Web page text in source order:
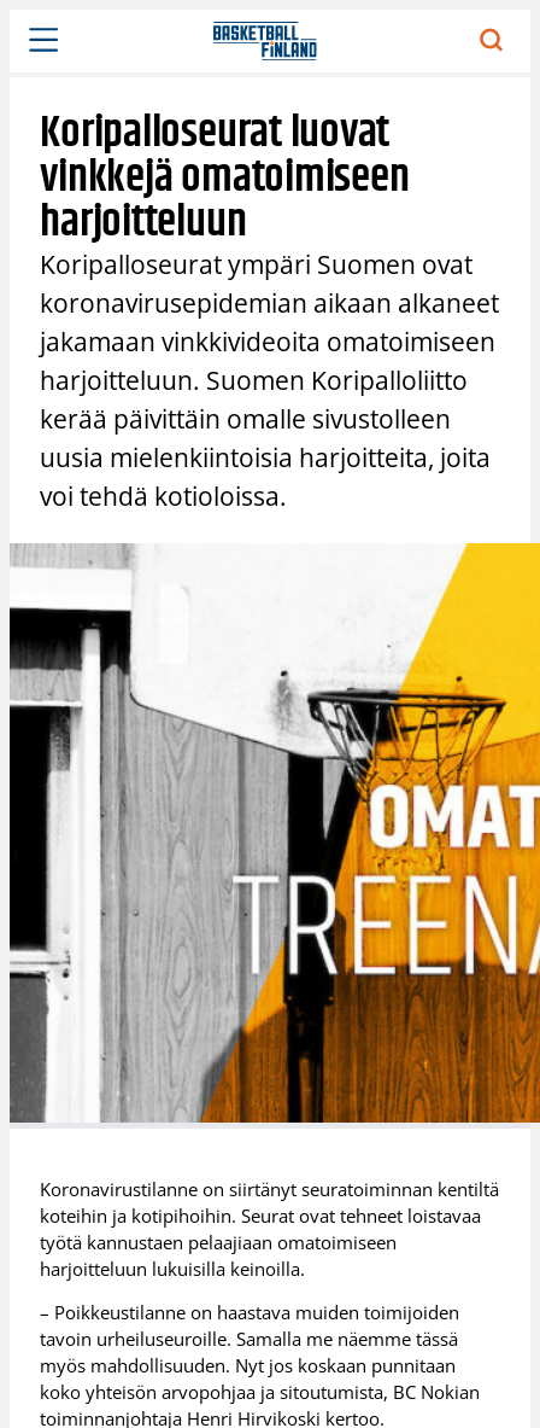
Siirry
sisältöön
Koripalloseurat luovat
vinkkejä omatoimiseen
harjoitteluun
Koripalloseurat ympäri Suomen ovat
koronavirusepidemian aikaan alkaneet
jakamaan vinkkivideoita omatoimiseen
harjoitteluun. Suomen Koripalloliitto
kerää päivittäin omalle sivustolleen
uusia mielenkiintoisia harjoitteita, joita
voi tehdä kotioloissa.
Koronavirustilanne on siirtänyt seuratoiminnan kentiltä
koteihin ja kotipihoihin. Seurat ovat tehneet loistavaa
työtä kannustaen pelaajiaan omatoimiseen
harjoitteluun lukuisilla keinoilla.
– Poikkeustilanne on haastava muiden toimijoiden
tavoin urheiluseuroille. Samalla me näemme tässä
myös mahdollisuuden. Nyt jos koskaan punnitaan
koko yhteisön arvopohjaa ja sitoutumista, BC Nokian
toiminnanjohtaja Henri Hirvikoski kertoo.